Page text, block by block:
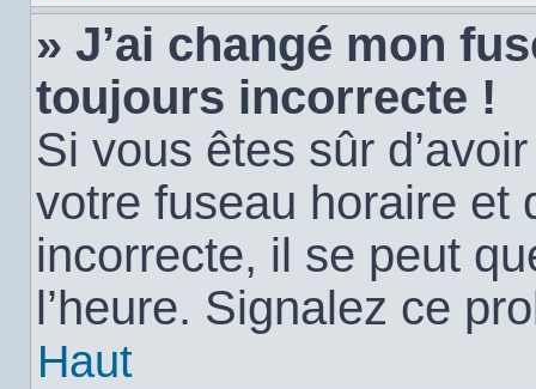
» J’ai changé mon
toujours incorrecte !
Si vous êtes sûr
votre fuseau horaire et
incorrecte, il se peut
l’heure. Signalez ce
Haut